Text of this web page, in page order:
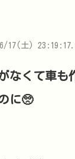
17(土)
なくて車も
に🥺